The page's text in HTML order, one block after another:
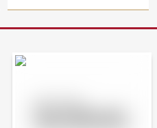
Bid online - Artslimit